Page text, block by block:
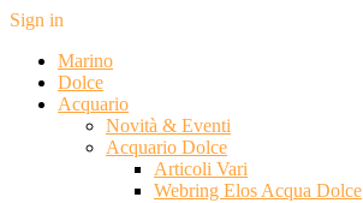
Sign in
Marino
Dolce
Acquario
Novità & Eventi
Acquario Dolce
Articoli Vari
Webring Elos Acqua Dolce